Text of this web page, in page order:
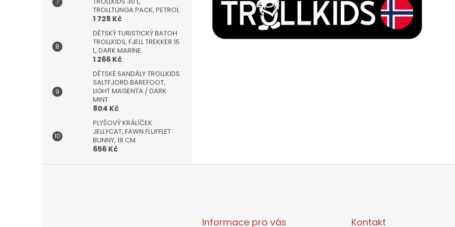
TROLLTUNGA PACK, PETROL
1 728 Kč
DĚTSKÝ TURISTICKÝ BATOH
TROLLKIDS, FJELL TREKKER 15
L, DARK MARINE
1 266 Kč
DĚTSKÉ SANDÁLY TROLLKIDS
SALTFJORD BAREFOOT,
LIGHT MAGENTA / DARK
MINT
804 Kč
PLYŠOVÝ KRÁLÍČEK
JELLYCAT, FAWN FLUFFLET
BUNNY, 18 CM
656 Kč
Informace pro vás Kontakt